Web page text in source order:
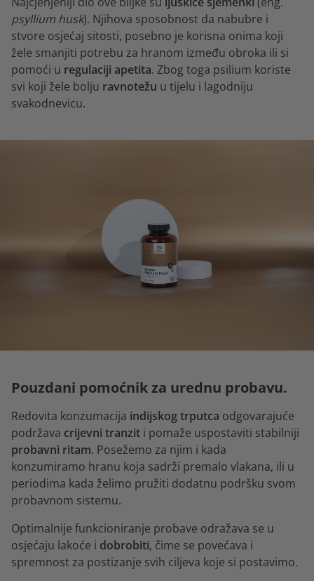
psyllium husk). Njihova sposobnost da nabubre i
stvore osjećaj sitosti, posebno je korisna onima koji
žele smanjiti potrebu za hranom između obroka ili si
pomoći u regulaciji apetita. Zbog toga psilium koriste
svi koji žele bolju ravnotežu u tijelu i lagodniju
svakodnevicu.
Pouzdani pomoćnik za urednu probavu.
Redovita konzumacija indijskog trputca odgovarajuće
podržava crijevni tranzit i pomaže uspostaviti stabilniji
probavni ritam. Posežemo za njim i kada
konzumiramo hranu koja sadrži premalo vlakana, ili u
periodima kada želimo pružiti dodatnu podršku svom
probavnom sistemu.
Optimalnije funkcioniranje probave odražava se u
osjećaju lakoće i dobrobiti, čime se povećava i
spremnost za postizanje svih ciljeva koje si postavimo.